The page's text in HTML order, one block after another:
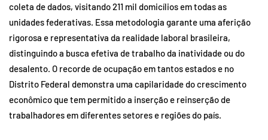
coleta de dados, visitando 211 mil domicílios em todas as
unidades federativas. Essa metodologia garante uma aferição
rigorosa e representativa da realidade laboral brasileira,
distinguindo a busca efetiva de trabalho da inatividade ou do
desalento. O recorde de ocupação em tantos estados e no
Distrito Federal demonstra uma capilaridade do crescimento
econômico que tem permitido a inserção e reinserção de
trabalhadores em diferentes setores e regiões do país.